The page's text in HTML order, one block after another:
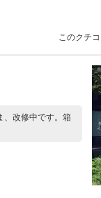
このクチ
、改修中です。箱